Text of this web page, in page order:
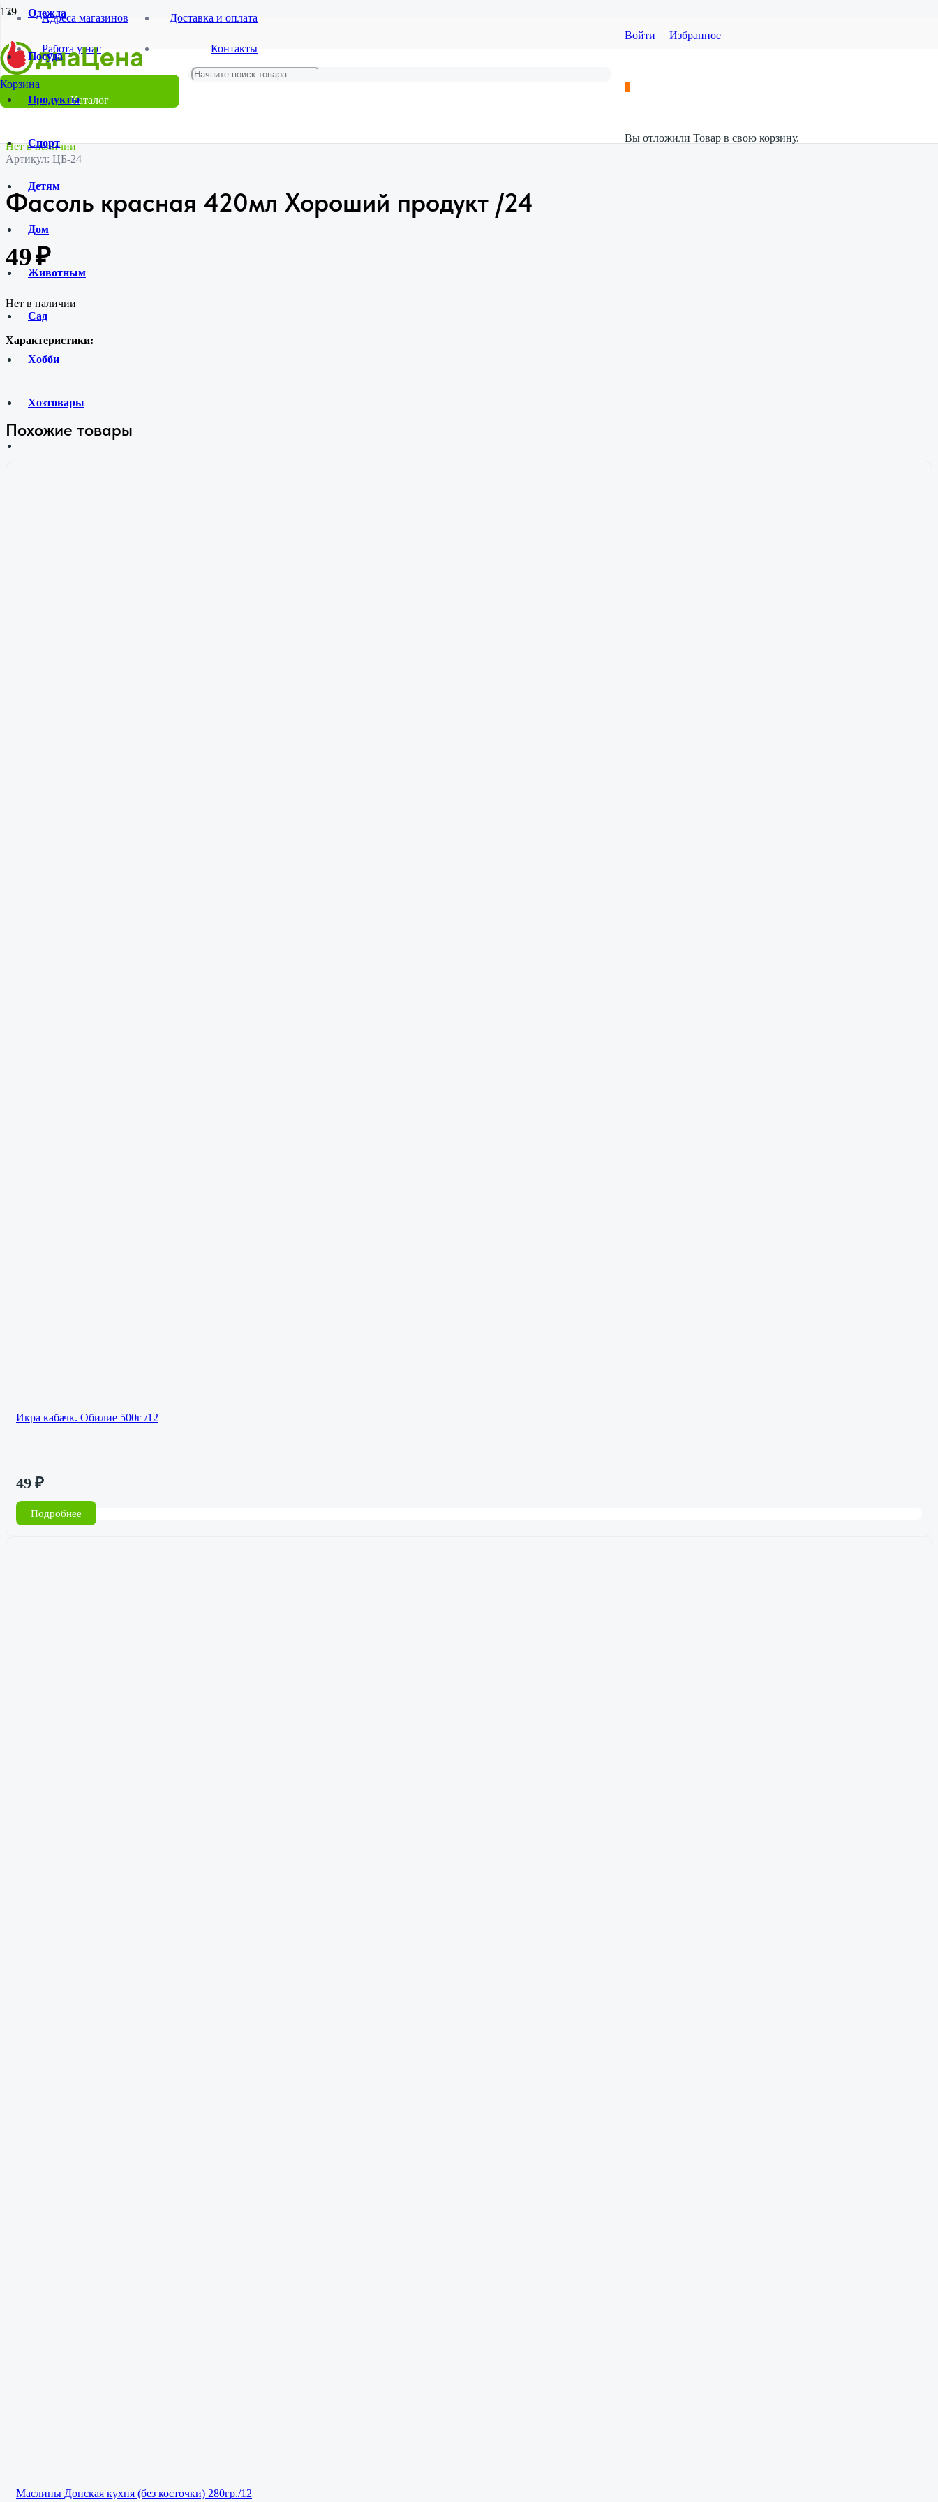
Адреса магазинов
Работа у нас
Доставка и оплата
Контакты
Каталог
Войти Избранное
Вы отложили Товарв свою корзину.
Одежда
Посуда
Продукты
Спорт
Детям
Дом
Животным
Сад
Хобби
Хозтовары
Главная
Магазин
Продукты и напитки
Овощные консервы
Фасоль красная 420мл Хороший продукт /24
Нет в наличии
Артикул: ЦБ-24
Фасоль красная 420мл Хороший продукт /24
49₽
Нет в наличии
Характеристики:
Похожие товары
Икра кабачк. Обилие 500г /12
49 ₽
Подробнее
Маслины Донская кухня (без косточки) 280гр./12